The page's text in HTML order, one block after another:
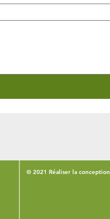
© 2021 Réaliser la conception